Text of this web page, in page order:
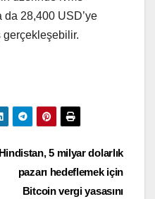
da 28,400 USD’ye
gerçekleşebilir.
Hindistan, 5 milyar dolarlık
pazarı hedeflemek için
Bitcoin vergi yasasını